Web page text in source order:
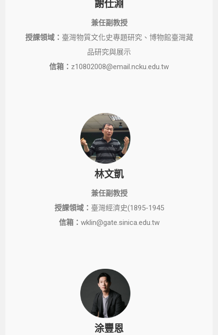
謝仕淵
兼任副教授
授課領域： 臺灣物質文化史專題研究、博物館臺灣藏
品研究與展示
信箱： z10802008@email.ncku.edu.tw
林文凱
兼任副教授
授課領域： 臺灣經濟史(1895-1945
信箱： wklin@gate.sinica.edu.tw
涂豐恩